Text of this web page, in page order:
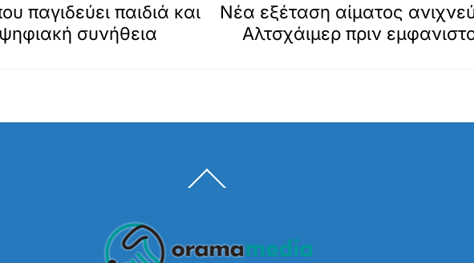
παγιδεύει παιδιά και
συνήθεια
Νέα εξέταση αίματος
Αλτσχάιμερ πριν
To